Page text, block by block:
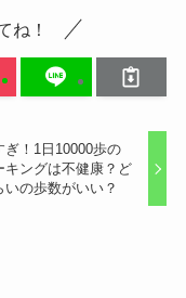
ね！
ぎ！1日10000歩の
キングは不健康？ど
いの歩数がいい？